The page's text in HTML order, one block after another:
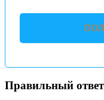
Правильный ответ